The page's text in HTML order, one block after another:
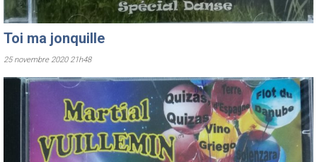
Toi ma jonquille
25 novembre 2020 21h48